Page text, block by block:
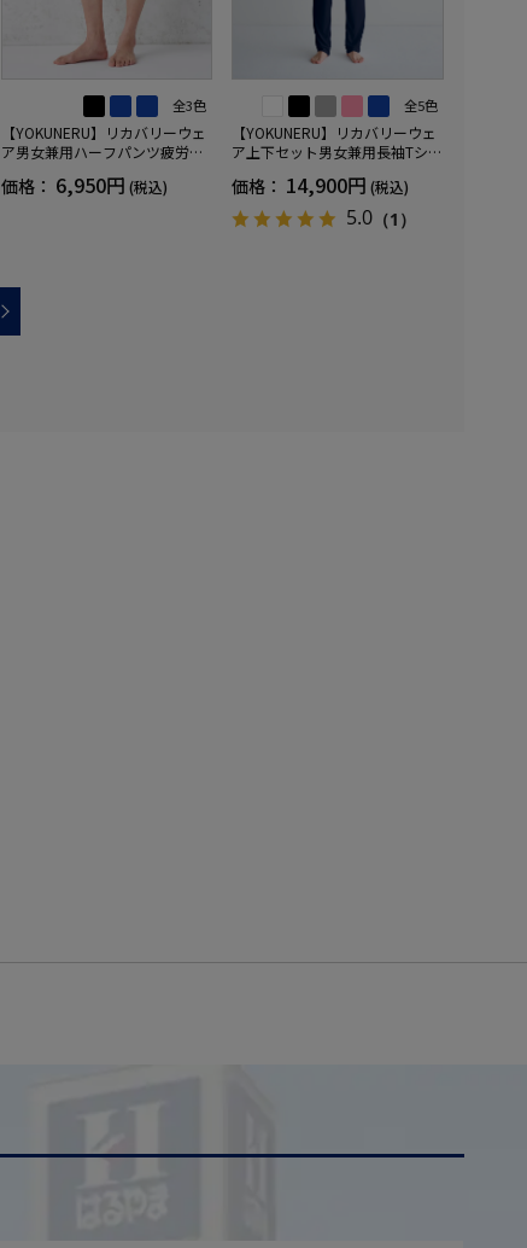
全3色
【YOKUNERU】リカバリーウェ
ア男女兼用ハーフパンツ疲労回
IX(R)【一般医療機器】SS～LLサ
価格： 6,950円 (税込)
全5色
【YOKUNERU】リカバリーウェ
ア上下セット男女兼用長袖Tシャ
進遠赤外線快眠NANOMIX(R)【一
般医療機器】SS～LLサイズ
価格： 14,900円 (税込)
5.0 （1）